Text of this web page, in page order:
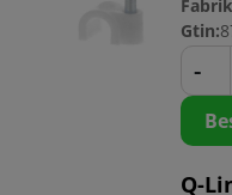
Gtin:
-
Q-